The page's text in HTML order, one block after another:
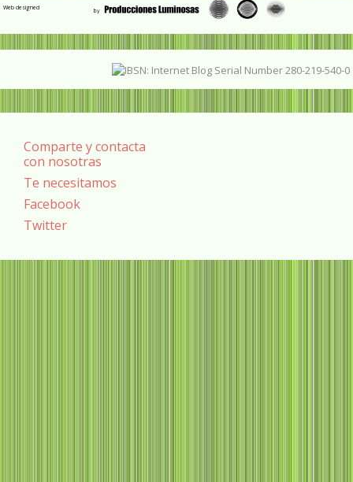
Web designed
Comparte y contacta
con nosotras
Te necesitamos
Facebook
Twitter